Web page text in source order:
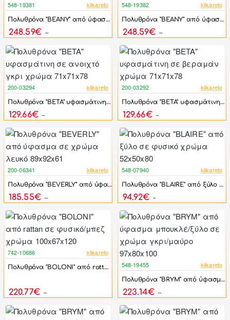
-44%
548-19381 klikareto
Πολυθρόνα "BEANY" από ύφασμα μπουκλέ σε χρώμα ροζ 85x82x77
248.59€
-44%
548-19382 klikareto
Πολυθρόνα "BEANY" από ύφασμα μπουκλέ σε χρώμα φυστκί 85x82x77
248.59€
-46%
200-03294 klikareto
Πολυθρόνα "BETA" υφασμάτινη σε ανοιχτό γκρι χρώμα 71x71x78
129.66€
-46%
200-03292 klikareto
Πολυθρόνα "BETA" υφασμάτινη σε βεραμάν χρώμα 71x71x78
129.66€
-46%
200-06341 klikareto
Πολυθρόνα "BEVERLY" από ύφασμα σε χρώμα λευκό 89x92x61
185.55€
-44%
548-07940 klikareto
Πολυθρόνα "BLAIRE" από ξύλο σε φυσικό χρώμα 52x50x80
94.92€
-17%
742-10686 klikareto
Πολυθρόνα "BOLONI" από rattan σε φυσικό/μπεζ χρώμα 100x67x120
220.77€
-44%
548-19455 klikareto
Πολυθρόνα "BRYM" από ύφασμα μπουκλέ/ξύλο σε χρώμα γκρι/μαύρο 97x80x100
223.14€